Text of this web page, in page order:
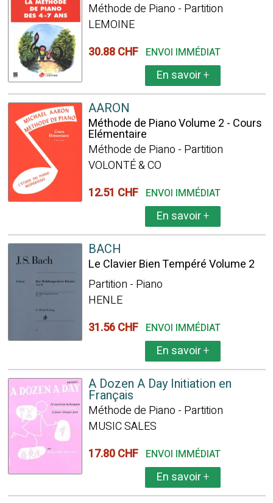
Méthode de Piano - Partition
LEMOINE
30.88 CHF ENVOI IMMÉDIAT
En savoir+
AARON
Méthode de Piano Volume 2 - Cours
Elémentaire
Méthode de Piano - Partition
VOLONTÉ & CO
12.51 CHF ENVOI IMMÉDIAT
En savoir+
BACH
Le Clavier Bien Tempéré Volume 2
Partition - Piano
HENLE
31.56 CHF ENVOI IMMÉDIAT
En savoir+
A Dozen A Day Initiation en
Français
Méthode de Piano - Partition
MUSIC SALES
17.80 CHF ENVOI IMMÉDIAT
En savoir+